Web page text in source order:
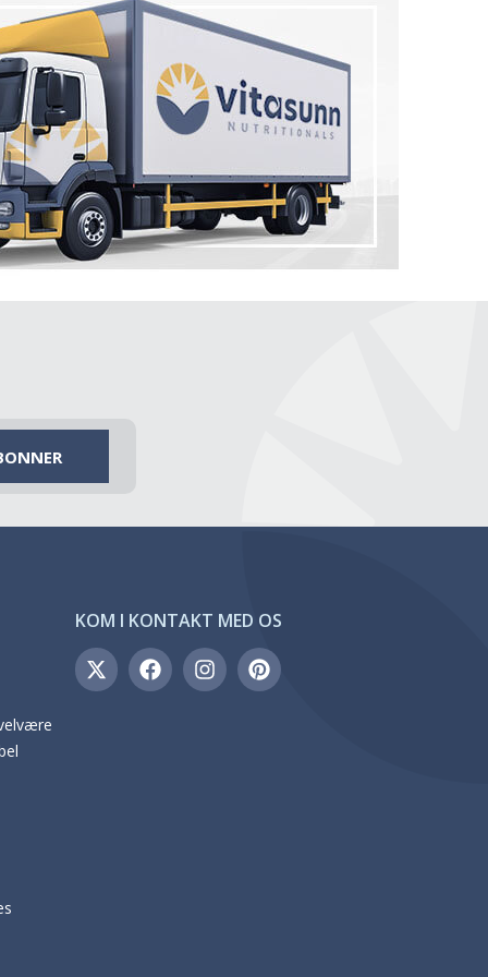
KOM I KONTAKT MED OS